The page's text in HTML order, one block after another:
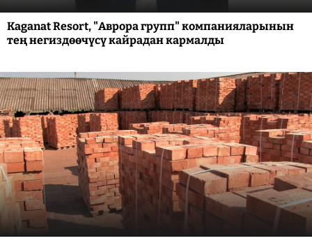
Kaganat Resort, "Аврора групп" компанияларынын
тең негиздөөчүсү кайрадан кармалды